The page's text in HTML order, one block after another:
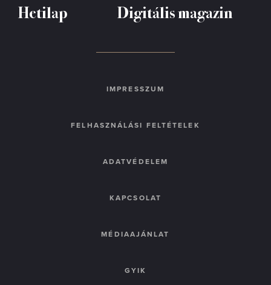
Hetilap Digitális magazin
IMPRESSZUM
FELHASZNÁLÁSI FELTÉTELEK
ADATVÉDELEM
KAPCSOLAT
MÉDIAAJÁNLAT
GYIK